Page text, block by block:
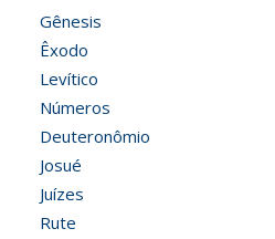
Gênesis
Êxodo
Levítico
Números
Deuteronômio
Josué
Juízes
Rute